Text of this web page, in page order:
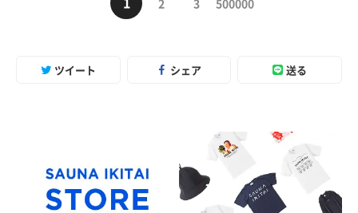
2 3 500000
ツイート シェア 送る